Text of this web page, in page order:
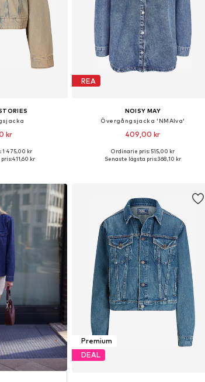
kr
XS, S, M, L
1 475,00 kr
411,60 kr
REA
NOISY MAY
Övergångsjacka 'NMAlva'
409,00 kr
Tillgängliga storlekar: XS, S, M, L, XL
Ordinarie pris: 515,00 kr
Senaste lägsta pris:368,10 kr
Premium
DEAL